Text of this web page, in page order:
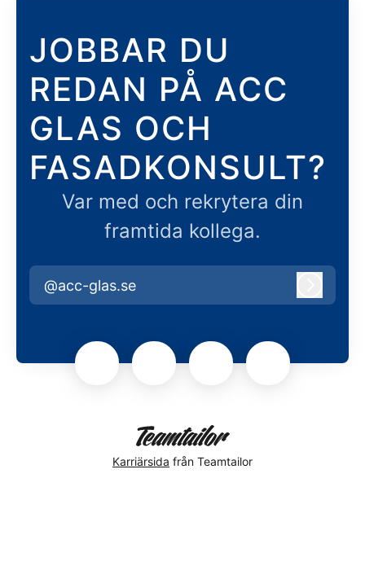
JOBBAR DU
REDAN PÅ ACC
GLAS OCH
FASADKONSULT?
Var med och rekrytera din
framtida kollega.
@acc-glas.se
Karriärsida från Teamtailor